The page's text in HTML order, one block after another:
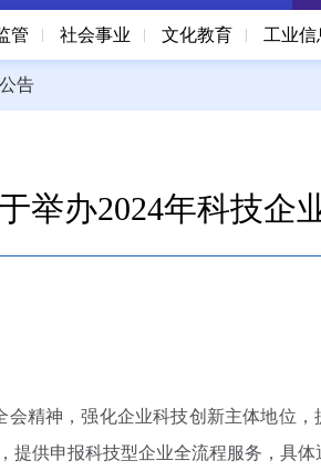
管 社会事业 文化教育 工业信
告
举办2024年科技
精神，强化企业科技创新主体地位，
提供申报科技型企业全流程服务，具体